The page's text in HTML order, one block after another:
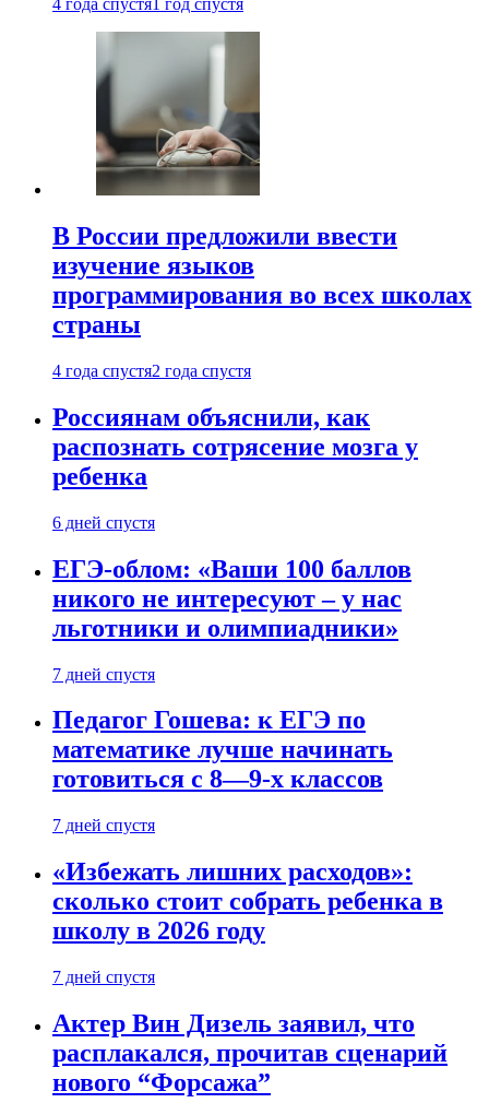
4 года спустя 1 год спустя
В России предложили ввести
изучение языков
программирования во всех школах
страны
4 года спустя2 года спустя
Россиянам объяснили, как
распознать сотрясение мозга у
ребенка
6 дней спустя
ЕГЭ-облом: «Ваши 100 баллов
никого не интересуют – у нас
льготники и олимпиадники»
7 дней спустя
Педагог Гошева: к ЕГЭ по
математике лучше начинать
готовиться с 8—9-х классов
7 дней спустя
«Избежать лишних расходов»:
сколько стоит собрать ребенка в
школу в 2026 году
7 дней спустя
Актер Вин Дизель заявил, что
расплакался, прочитав сценарий
нового “Форсажа”